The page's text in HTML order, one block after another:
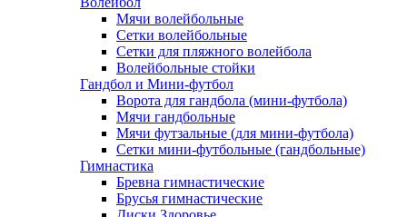
Мячи волейбольные
Сетки волейбольные
Сетки для пляжного волейбола
Волейбольные стойки
Гандбол и Мини-футбол
Ворота для гандбола (мини-футбола)
Мячи гандбольные
Мячи футзальные (для мини-футбола)
Сетки мини-футбольные (гандбольные)
Гимнастика
Бревна гимнастические
Брусья гимнастические